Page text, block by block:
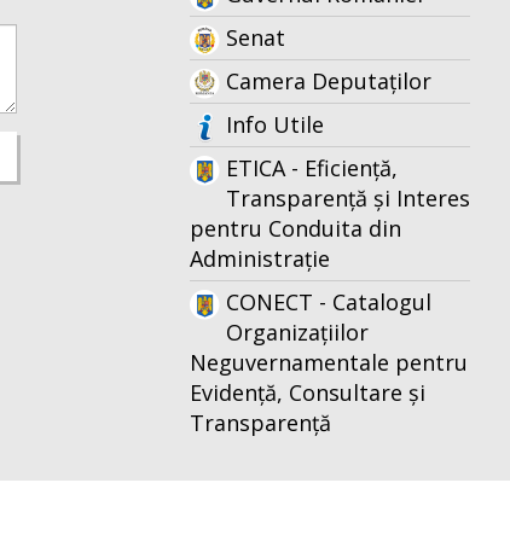
Senat
Camera Deputaților
Info Utile
ETICA - Eficiență,
Transparență și Interes
pentru Conduita din
Administrație
CONECT - Catalogul
Organizațiilor
Neguvernamentale pentru
Evidență, Consultare și
Transparență